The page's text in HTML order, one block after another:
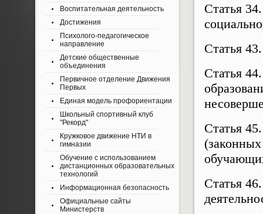
Статья
Статья
Статья
Статья
Статья
Воспитательная деятельность
Достижения
Психолого-педагогическое
направление
Детские общественные
объединения
Первичное отделение Движения
Первых
Единая модель профориентации
Школьный спортивный клуб
"Рекорд"
Кружковое движение НТИ в
гимназии
Обучение с использованием
дистанционных образовательных
технологий
Информационная безопасность
Официальные сайты
Министерств